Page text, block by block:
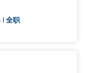
| 全职